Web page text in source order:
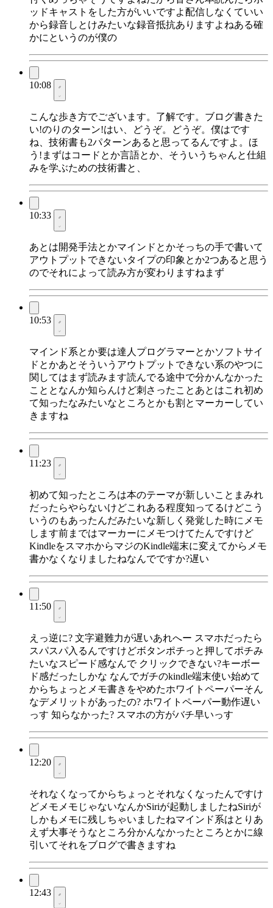
ッドキャストをした方がいいですよ配信しなくていい
から録音しとけみたいな録音抵抗ありますよねある確
かにというのが僕の
10:08
こんな歩き方でございます。了解です。ブログ書きた
い!のりのターン!はい、どうぞ。どうぞ。僕はです
ね、技術書も2パターンあると思ってるんですよ。ほ
う!まずはコードとか言語とか、そういうちゃんと仕組
みを学ぶための技術書と、
10:33
あとは開発手法とかマインドとかそっちの手で書いて
アウトプットできないタイプの印象とか2つあると思う
のでそれによって読み方が変わりますねまず
10:53
マインド系とか要は達人プログラマーとかソフトサイ
ドとかあとそういうアウトプットできない系のやつに
関してはまず読みます読んでる途中で分かんなかった
こととなんか知らんけど刺さったことあとはこれ初め
て知ったなみたいなところとかも割とマーカーしてい
きますね
11:23
初めて知ったところは本のテーマが新しいことまみれ
だったらやらないけどこれある程度知ってるけどこう
いうのもあったんだみたいな新しく発覚した時にメモ
します前まではマーカーにメモつけてたんですけど
KindleをスマホからマジのKindle端末に変えてからメモ
書かなくなりましたねなんでですか?遅い
11:50
えっ逆に? 文字避難力が遅いあれへー スマホだったら
スパスパ入るんですけどボタンポチっと押してポチみ
たいなスピード感なんで クリックできない?キーボー
ド感だったしかな なんでガチのkindle端末使い始めて
からちょっとメモ書きをやめたホワイトペーパーそん
なデメリットがあったの? ホワイトペーパー動作遅い
っす 知らなかった? スマホの方がバチ早いっす
12:20
それなくなってからちょっとそれなくなったんですけ
どメモメモじゃないなんかSiriが起動しましたねSiriが
しかもメモに残しちゃいましたねマインド系はとりあ
えず大事そうなところ分かんなかったところとかに線
引いてそれをブログで書きますね
12:43